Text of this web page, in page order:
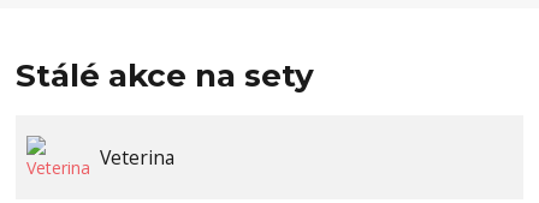
Stálé akce na sety
Veterina